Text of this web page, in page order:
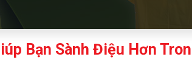
Bạn Sành Điệu Hơn